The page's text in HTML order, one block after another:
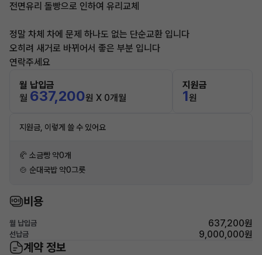
전면유리 돌빵으로 인하여 유리교체
정말 차체 차에 문제 하나도 없는 단순교환 입니다
오히려 새거로 바뀌어서 좋은 부분 입니다
연락주세요
월 납입금
월 637,200원 X 0개월
지원금
1원
지원금, 이렇게 쓸 수 있어요
🥐 소금빵 약0개
🍲 순대국밥 약0그릇
비용
월 납입금 637,200원
선납금 9,000,000원
계약 정보